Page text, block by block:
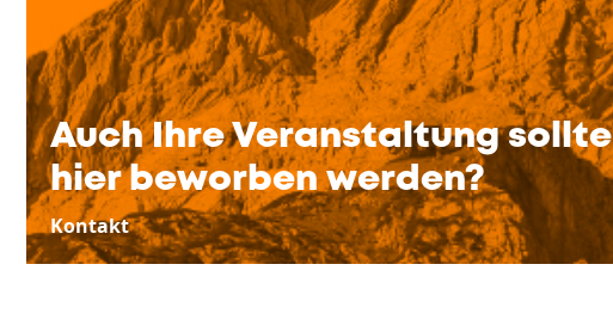
Auch Ihre Veranstaltung sollte
hier beworben werden?
Kontakt